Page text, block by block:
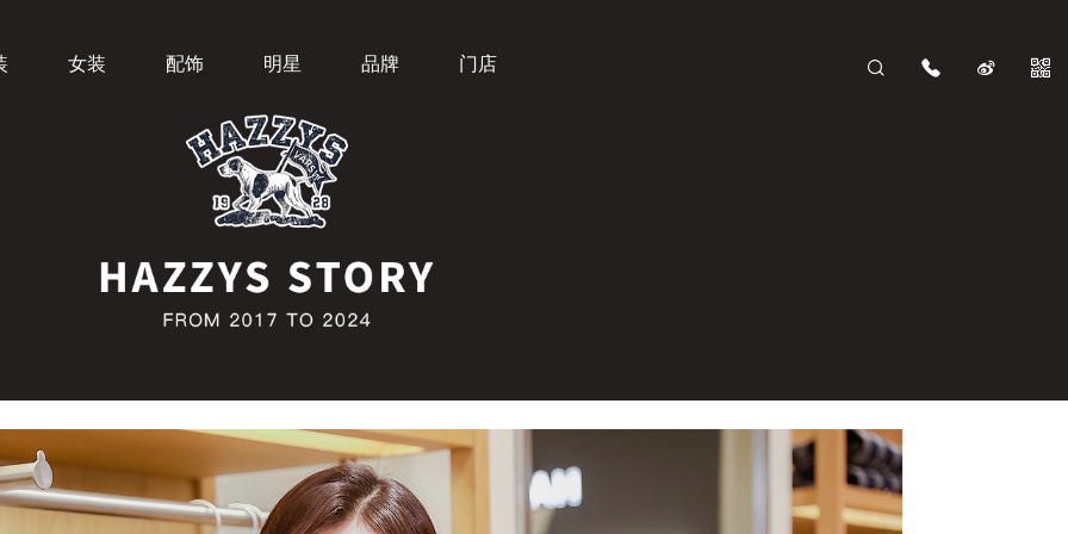
女装 配饰 明星 品牌 门店